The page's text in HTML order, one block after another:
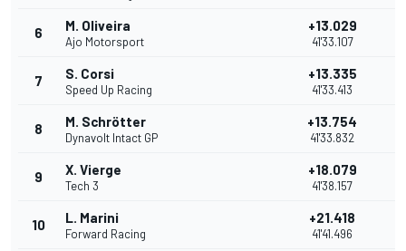
6 M. Oliveira
Ajo Motorsport
+13.029
41'33.107
7 S. Corsi
Speed Up Racing
+13.335
41'33.413
8 M. Schrötter
Dynavolt Intact GP
+13.754
41'33.832
9 X. Vierge
Tech 3
+18.079
41'38.157
10 L. Marini
Forward Racing
+21.418
41'41.496